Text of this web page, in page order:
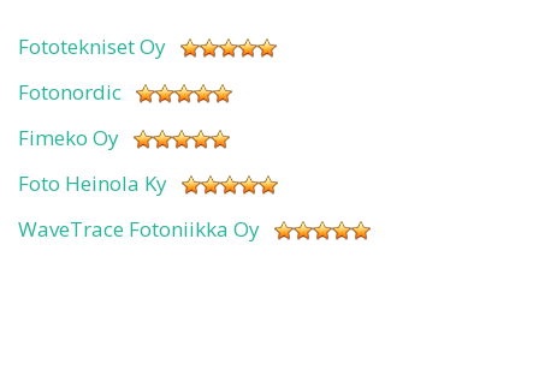
Fototekniset Oy
Fotonordic
Fimeko Oy
Foto Heinola Ky
WaveTrace Fotoniikka Oy